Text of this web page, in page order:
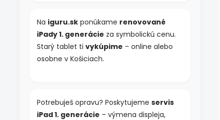
Na iguru.sk ponúkame renovované
iPady 1. generácie za symbolickú cenu.
Starý tablet ti vykúpime – online alebo
osobne v Košiciach.
Potrebuješ opravu? Poskytujeme servis
iPad 1. generácie – výmena displeja,